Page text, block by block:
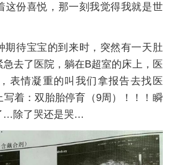
这份喜悦，那一刻我觉得我就是世
待宝宝的到来时，突然有一天肚
去了医院，躺在B超室的床上，医
表情凝重的叫我们拿报告去找医
写着：双胎胎停育（9周）！！！瞬
…除了哭还是哭…